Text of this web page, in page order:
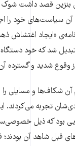
قصد داشت شوک
سیاست‌های خود را
«ایجاد اغتشاش
شد که خود
وقوع شدید و گسترده
شکاف‌ها و مسایلی را
تجربه می‌کردند.
که ذیل
قبل شاهد آن بودند؛